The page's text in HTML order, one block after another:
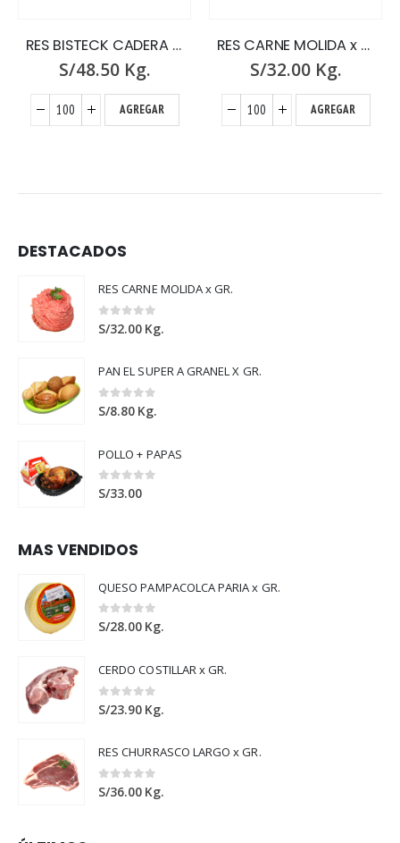
RES BISTECK CADERA x GR.
S/48.50 Kg.
AGREGAR
RES CARNE MOLIDA x GR.
S/32.00 Kg.
AGREGAR
DESTACADOS
RES CARNE MOLIDA x GR.
0out of 5
S/32.00 Kg.
PAN EL SUPER A GRANEL X GR.
0out of 5
S/8.80 Kg.
POLLO + PAPAS
0out of 5
S/33.00
MAS VENDIDOS
QUESO PAMPACOLCA PARIA x GR.
0out of 5
S/28.00 Kg.
CERDO COSTILLAR x GR.
0out of 5
S/23.90 Kg.
RES CHURRASCO LARGO x GR.
0out of 5
S/36.00 Kg.